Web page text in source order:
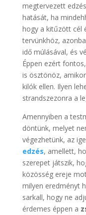
megtervezett
hatását, ha
hogy a kitűzött cél
tervünkhöz,
idő múlásával, és
Éppen ezért
is ösztönöz,
kilók ellen. Ilyen
strandszezonra a
Amennyiben a
döntünk, melyet
végezhetünk, az
edzés, amellett,
szerepet játszik,
közösség ereje
milyen eredményt
sarkall, hogy ne
érdemes éppen a